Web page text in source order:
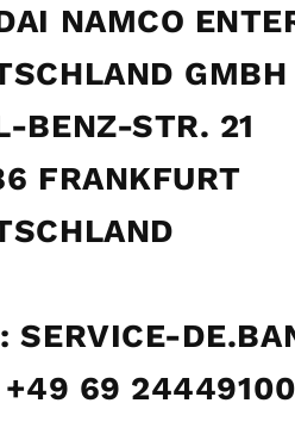
NAMCO
GMBH
BENZ-STR. 21
FRANKFURT
SERVICE-
+49 69 24449100